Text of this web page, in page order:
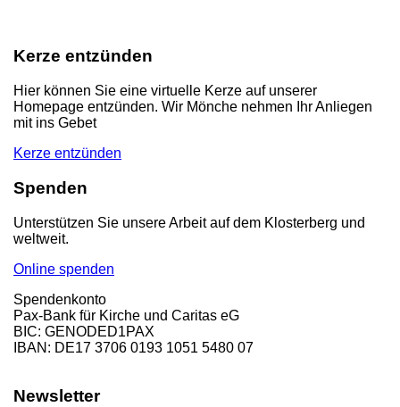
Kerze entzünden
Hier können Sie eine virtuelle Kerze auf unserer
Homepage entzünden. Wir Mönche nehmen Ihr Anliegen
mit ins Gebet
Kerze entzünden
Spenden
Unterstützen Sie unsere Arbeit auf dem Klosterberg und
weltweit.
Online spenden
Spendenkonto
Pax-Bank für Kirche und Caritas eG
BIC: GENODED1PAX
IBAN: DE17 3706 0193 1051 5480 07
Newsletter